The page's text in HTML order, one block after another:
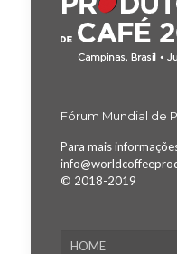
Fórum Mundial de
Para mais
© 2018-2019
HOME